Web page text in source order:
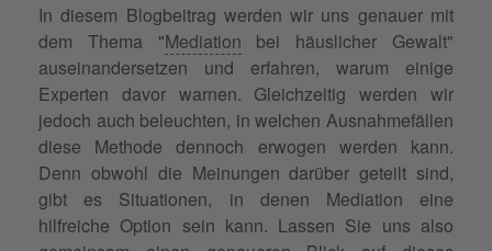
In diesem Blogbeitrag werden wir uns genauer mit
dem Thema "Mediation bei häuslicher Gewalt"
auseinandersetzen und erfahren, warum einige
Experten davor warnen. Gleichzeitig werden wir
jedoch auch beleuchten, in welchen Ausnahmefällen
diese Methode dennoch erwogen werden kann.
Denn obwohl die Meinungen darüber geteilt sind,
gibt es Situationen, in denen Mediation eine
hilfreiche Option sein kann. Lassen Sie uns also